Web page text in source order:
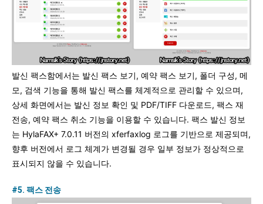
발신 팩스함에서는 발신 팩스 보기, 예약 팩스 보기, 폴더 구성, 메
모, 검색 기능을 통해 발신 팩스를 체계적으로 관리할 수 있으며,
상세 화면에서는 발신 정보 확인 및 PDF/TIFF 다운로드, 팩스 재
전송, 예약 팩스 취소 기능을 이용할 수 있습니다. 팩스 발신 정보
는 HylaFAX+ 7.0.11 버전의 xferfaxlog 로그를 기반으로 제공되며,
향후 버전에서 로그 체계가 변경될 경우 일부 정보가 정상적으로
표시되지 않을 수 있습니다.
#5. 팩스 전송